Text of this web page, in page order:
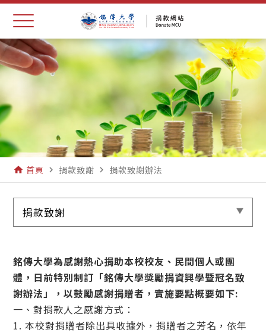
home 首頁 navigate_next 捐款致謝 navigate_next 捐款致謝辦法
捐款致謝
銘傳大學為感謝熱心捐助本校校友、民間個人或團
體，日前特別制訂「銘傳大學獎勵捐資興學暨冠名致
謝辦法」，以鼓勵感謝捐贈者，實施要點概要如下:
一、對捐款人之感謝方式：
1. 本校對捐贈者除出具收據外，捐贈者之芳名，依年